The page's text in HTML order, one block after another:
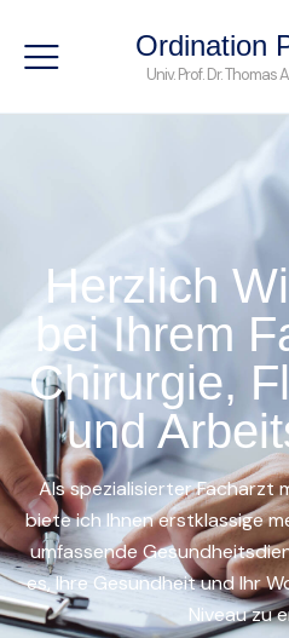
Ordination
Univ. Prof. Dr.
Herzlich
bei Ihrem
Chirurgie,
und
Als spezialisierter Facharzt
biete ich Ihnen erstklassige
umfassende
es, Ihre Gesundheit und Ihr
Niveau zu